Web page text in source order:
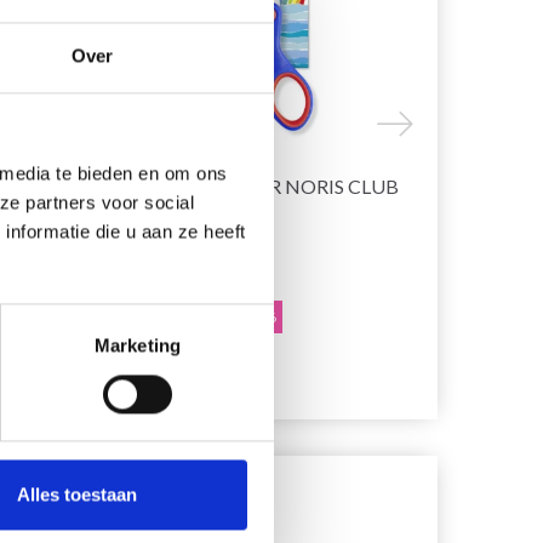
Over
te bieden en om ons
partners voor social
die u aan ze heeft
Marketing
Alles toestaan
CISEAUX STAEDTLER NORIS CLUB
L'offre expire le 12/08/2026
Ajouter au panier